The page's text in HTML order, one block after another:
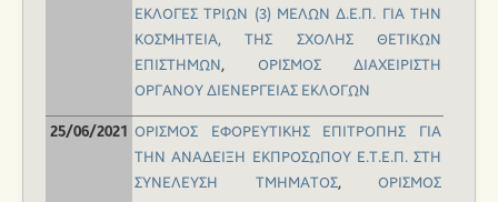
ΕΚΛΟΓΕΣ ΤΡΙΩΝ (3) ΜΕΛΩΝ Δ.Ε.Π. ΓΙΑ ΤΗΝ
ΚΟΣΜΗΤΕΙΑ, ΤΗΣ ΣΧΟΛΗΣ ΘΕΤΙΚΩΝ
ΕΠΙΣΤΗΜΩΝ, OΡΙΣΜΟΣ ΔΙΑΧΕΙΡΙΣΤΗ
ΟΡΓΑΝΟΥ ΔΙΕΝΕΡΓΕΙΑΣ ΕΚΛΟΓΩΝ
25/06/2021
OΡΙΣΜΟΣ ΕΦΟΡΕΥΤΙΚΗΣ ΕΠΙΤΡΟΠΗΣ ΓΙΑ
ΤΗΝ ΑΝΑΔΕΙΞΗ ΕΚΠΡΟΣΩΠΟΥ Ε.Τ.Ε.Π. ΣΤΗ
ΣΥΝΕΛΕΥΣΗ ΤΜΗΜΑΤΟΣ, OΡΙΣΜΟΣ